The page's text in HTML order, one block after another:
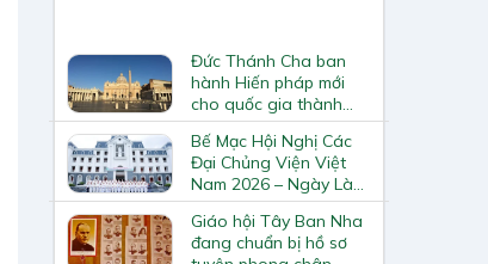
Đức Thánh Cha ban
hành Hiến pháp mới
cho quốc gia thành
Vatican
Bế Mạc Hội Nghị Các
Đại Chủng Viện Việt
Nam 2026 – Ngày Làm
Việc Cuối Cùng
Giáo hội Tây Ban Nha
đang chuẩn bị hồ sơ